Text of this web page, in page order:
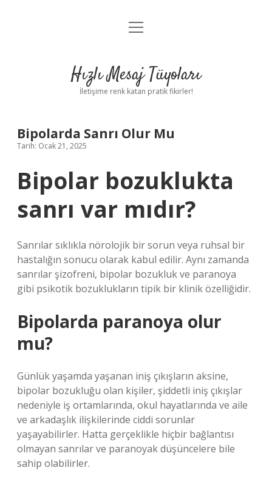
Anasayfa
Yasal Uyarı
menüyü
Hızlı Mesaj Tüyoları
İletişime renk katan pratik fikirler!
Bipolarda Sanrı Olur Mu
Tarih: Ocak 21, 2025
Bipolar bozuklukta
sanrı var mıdır?
Sanrılar sıklıkla nörolojik bir sorun veya ruhsal bir
hastalığın sonucu olarak kabul edilir. Aynı zamanda
sanrılar şizofreni, bipolar bozukluk ve paranoya
gibi psikotik bozuklukların tipik bir klinik özelliğidir.
Bipolarda paranoya olur
mu?
Günlük yaşamda yaşanan iniş çıkışların aksine,
bipolar bozukluğu olan kişiler, şiddetli iniş çıkışlar
nedeniyle iş ortamlarında, okul hayatlarında ve aile
ve arkadaşlık ilişkilerinde ciddi sorunlar
yaşayabilirler. Hatta gerçeklikle hiçbir bağlantısı
olmayan sanrılar ve paranoyak düşüncelere bile
sahip olabilirler.